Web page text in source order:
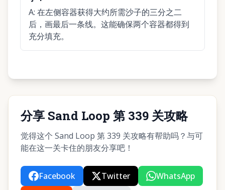
A: 在左侧容器获得大约所需沙子的三分之二
后，画最后一条线。这能确保两个容器都得到
充分填充。
分享 Sand Loop 第 339 关攻略
觉得这个 Sand Loop 第 339 关攻略有帮助吗？与可
能在这一关卡住的朋友分享吧！
Facebook Twitter
WhatsApp